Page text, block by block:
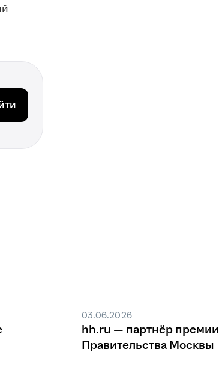
03.06.2026
hh.ru — партнёр премии
Правительства Москвы